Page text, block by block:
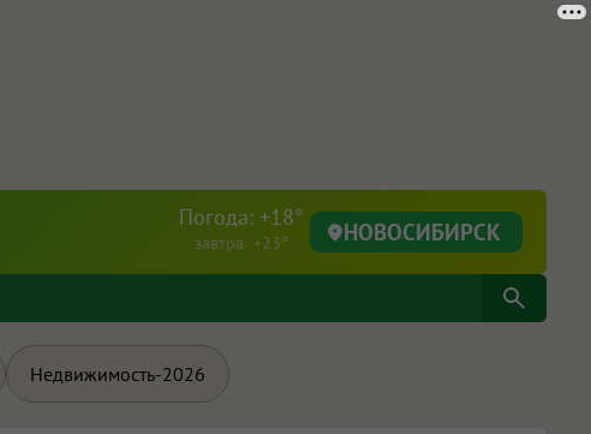
Погода: +18°
завтра +23° НОВОСИБИРСК
Недвижимость-2026